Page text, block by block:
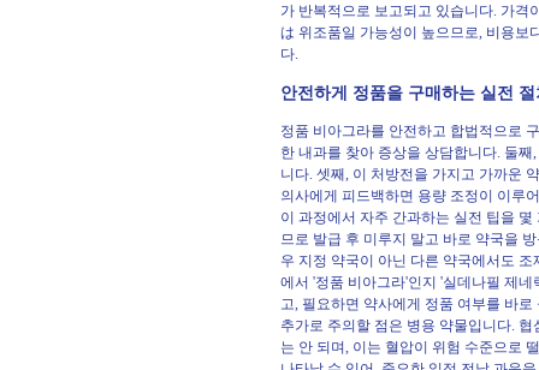
가 반복적으로 보고되고 있습니다. 가격
は 위조품일 가능성이 높으므로, 비용보
다.
안전하게 정품을 구매하는 실전 절
정품 비아그라를 안전하고 합법적으로
한 내과를 찾아 증상을 상담합니다. 둘
니다. 셋째, 이 처방전을 가지고 가까운
의사에게 피드백하면 용량 조정이 이루
이 과정에서 자주 간과하는 실전 팁을
므로 발급 후 미루지 말고 바로 약국을
우 지정 약국이 아닌 다른 약국에서도
에서 '정품 비아그라'인지 '실데나필 제
고, 필요하면 약사에게 정품 여부를 바
추가로 주의할 점은 병용 약물입니다.
는 안 되며, 이는 혈압이 위험 수준으로